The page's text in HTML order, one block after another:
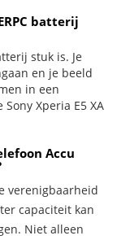
batterij
stuk is. Je
en je beeld
in een
Xperia E5 XA
Accu
verenigbaarheid
capaciteit kan
Niet alleen